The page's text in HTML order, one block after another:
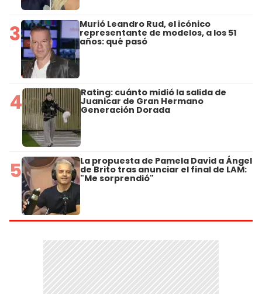
3 Murió Leandro Rud, el icónico
representante de modelos, a los 51
años: qué pasó
4 Rating: cuánto midió la salida de
Juanicar de Gran Hermano
Generación Dorada
5 La propuesta de Pamela David a Ángel
de Brito tras anunciar el final de LAM:
"Me sorprendió"